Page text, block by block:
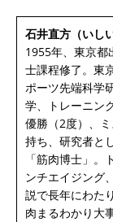
石井直方（いし
1955年、東京都
士課程修了。東
ポーツ先端科学
学、トレーニン
優勝（2度）、
持ち、研究者と
「筋肉博士」
ンチエイジング
説で長年にわた
肉まるわかり大